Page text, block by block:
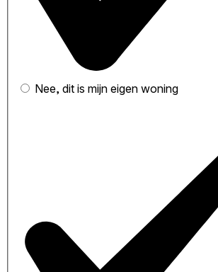
Nee, dit is mijn eigen woning